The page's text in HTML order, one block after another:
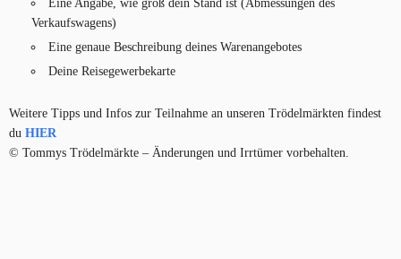
Eine Angabe, wie groß dein Stand ist (Abmessungen des
Verkaufswagens)
Eine genaue Beschreibung deines Warenangebotes
Deine Reisegewerbekarte
Weitere Tipps und Infos zur Teilnahme an unseren Trödelmärkten findest
du HIER
© Tommys Trödelmärkte – Änderungen und Irrtümer vorbehalten.